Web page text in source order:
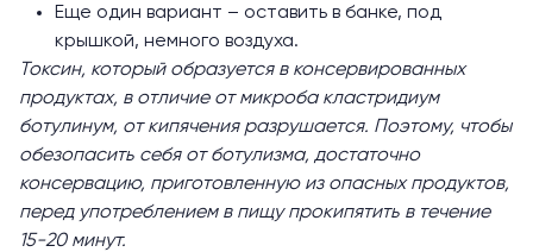
Еще один вариант – оставить в банке, под
крышкой, немного воздуха.
Токсин, который образуется в консервированных
продуктах, в отличие от микроба кластридиум
ботулинум, от кипячения разрушается. Поэтому, чтобы
обезопасить себя от ботулизма, достаточно
консервацию, приготовленную из опасных продуктов,
перед употреблением в пищу прокипятить в течение
15-20 минут.